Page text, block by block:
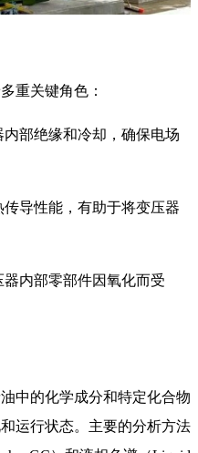
重关键角色：
部绝缘和冷却，确保电场
导性能，有助于将变压器
内部零部件因氧化而受
中的化学成分和特定化合物
运行状态。主要的分析方法